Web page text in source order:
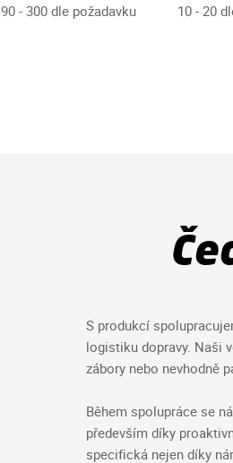
90 - 300 dle požadavku 10 - 20
S produkcí
logistiku dopravy. Naši
zábory nebo nevhodně
Během spolupráce se
především díky
specifická nejen díky